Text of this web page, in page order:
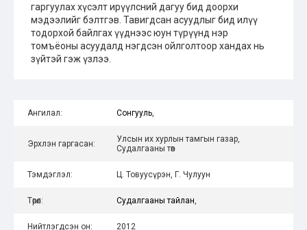
гаргуулах хүсэлт ирүүлсний дагуу бид доорхи
мэдээлийг бэлтгэв. Тавигдсан асуудлыг бид илүү
тодорхой байлгах үүднээс юун түрүүнд нэр
томъёоны асуудалд нэгдсэн ойлголтоор хандах нь
зүйтэй гэж үзлээ.
Ангилал: Сонгууль,
Эрхлэн гаргасан:
Улсын их хурлын тамгын газар,
Судалгааны төв
Тэмдэглэл: Ц. Товуусүрэн, Г. Чулуун
Төрөл: Судалгааны тайлан,
Нийтлэгдсэн он: 2012